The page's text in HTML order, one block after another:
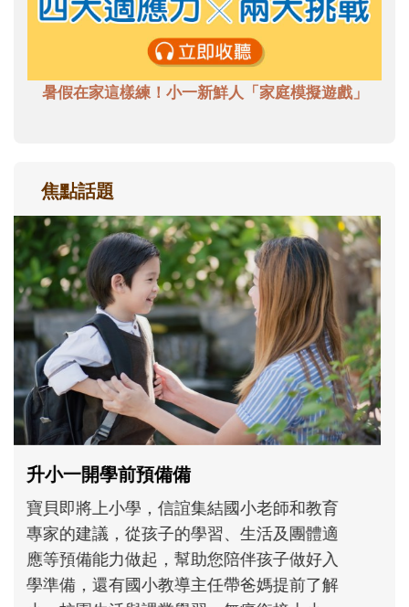
暑假在家這樣練！小一新鮮人「家庭模擬遊戲」
焦點話題
和孩子一起長大的那個男人│讀懂父親的
不同模樣
沒有人天生就擅長當爸爸！男人總是在一次
次「前所未有」的體驗中，跟著孩子一起長
大。從給予安全感的肢體遊戲，到獨立自